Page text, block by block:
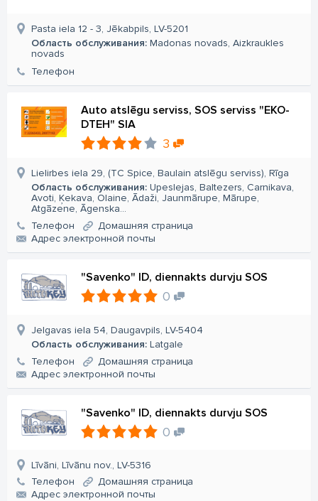
Pasta iela 12 - 3, Jēkabpils, LV-5201
Область обслуживания: Madonas novads, Aizkraukles
novads
Телефон
Auto atslēgu serviss, SOS serviss "EKO-
DTEH" SIA
3
Lielirbes iela 29, (TC Spice, Baulain atslēgu serviss), Rīga
Область обслуживания: Upeslejas, Baltezers, Carnikava,
Avoti, Ķekava, Olaine, Ādaži, Jaunmārupe, Mārupe,
Atgāzene, Āgenska...
Телефон
Домашняя страница
Aдрес электронной почты
"Savenko" ID, diennakts durvju SOS
0
Jelgavas iela 54, Daugavpils, LV-5404
Область обслуживания: Latgale
Телефон
Домашняя страница
Aдрес электронной почты
"Savenko" ID, diennakts durvju SOS
0
Līvāni, Līvānu nov., LV-5316
Телефон
Домашняя страница
Aдрес электронной почты